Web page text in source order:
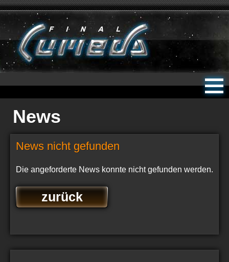
News
News nicht gefunden
Die angeforderte News konnte nicht gefunden werden.
zurück